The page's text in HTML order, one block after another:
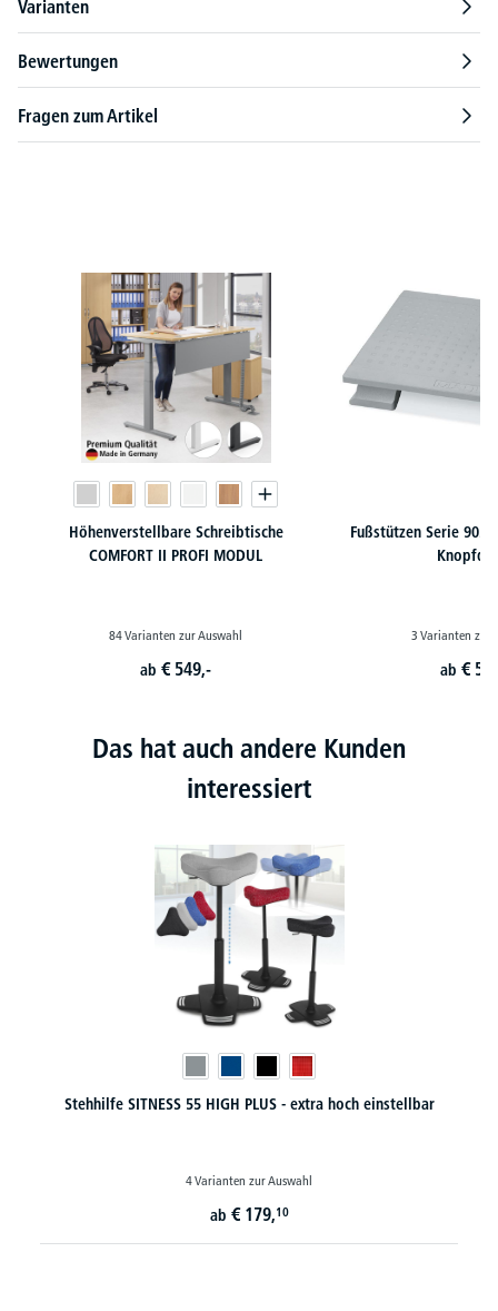
Varianten
Bewertungen
Fragen zum Artikel
Höhenverstellbare Schreibtische
COMFORT II PROFI MODUL
84 Varianten zur Auswahl
ab€ 549,-
Fußstützen Serie
3 Varianten zur
ab € 53,
Das hat auch andere Kunden
interessiert
Stehhilfe SITNESS 55 HIGH PLUS - extra hoch einstellbar
4 Varianten zur Auswahl
ab € 179,10